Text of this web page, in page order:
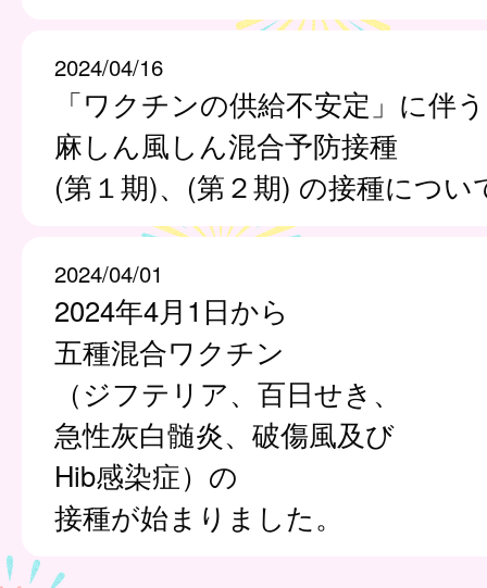
2024/04/16
「ワクチンの供給不安定」に伴
麻しん風しん混合予防接種
(第１期)、(第２期) の接種につい
2024/04/01
2024年4月1日から
五種混合ワクチン
（ジフテリア、百日せき、
急性灰白髄炎、破傷風及び
Hib感染症）の
接種が始まりました。